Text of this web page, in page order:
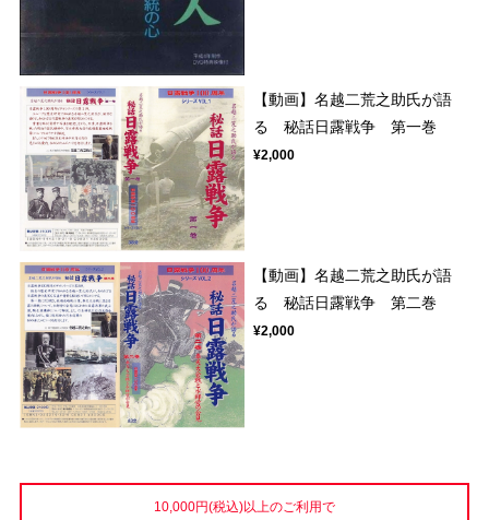
【動画】名越二荒之助氏が語
る 秘話日露戦争 第一巻
¥2,000
【動画】名越二荒之助氏が語
る 秘話日露戦争 第二巻
¥2,000
10,000円(税込)以上のご利用で